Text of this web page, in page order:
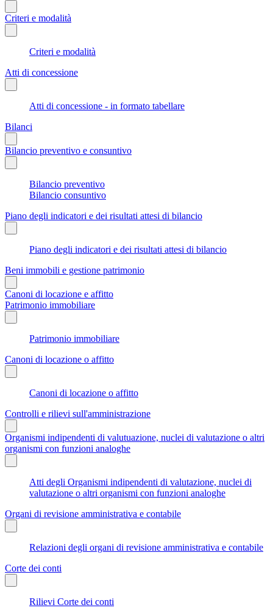
Criteri e modalità
Criteri e modalità
Atti di concessione
Atti di concessione - in formato tabellare
Bilanci
Bilancio preventivo e consuntivo
Bilancio preventivo
Bilancio consuntivo
Piano degli indicatori e dei risultati attesi di bilancio
Piano degli indicatori e dei risultati attesi di bilancio
Beni immobili e gestione patrimonio
Canoni di locazione e affitto
Patrimonio immobiliare
Patrimonio immobiliare
Canoni di locazione o affitto
Canoni di locazione o affitto
Controlli e rilievi sull'amministrazione
Organismi indipendenti di valutuazione, nuclei di valutazione o altri
organismi con funzioni analoghe
Atti degli Organismi indipendenti di valutazione, nuclei di
valutazione o altri organismi con funzioni analoghe
Organi di revisione amministrativa e contabile
Relazioni degli organi di revisione amministrativa e contabile
Corte dei conti
Rilievi Corte dei conti